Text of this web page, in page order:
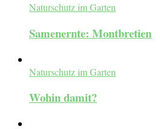
Naturschutz im Garten
Samenernte: Montbretien
Naturschutz im Garten
Wohin damit?